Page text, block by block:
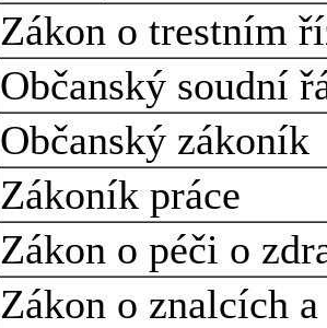
Zákon o trestním
Občanský soudní
Občanský zákoník
Zákoník práce
Zákon o péči o
Zákon o znalcích